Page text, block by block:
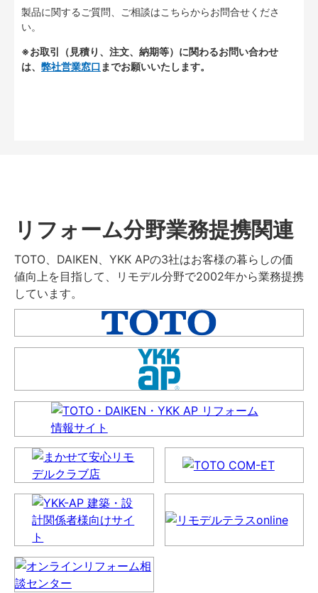
製品に関するご質問、ご相談はこちらからお問合せくださ
い。
※お取引（見積り、注文、納期等）に関わるお問い合わせ
は、 弊社営業窓口 までお願いいたします。
リフォーム分野業務提携関連
TOTO、DAIKEN、YKK APの3社はお客様の暮らしの価
値向上を目指して、リモデル分野で2002年から業務提携
しています。